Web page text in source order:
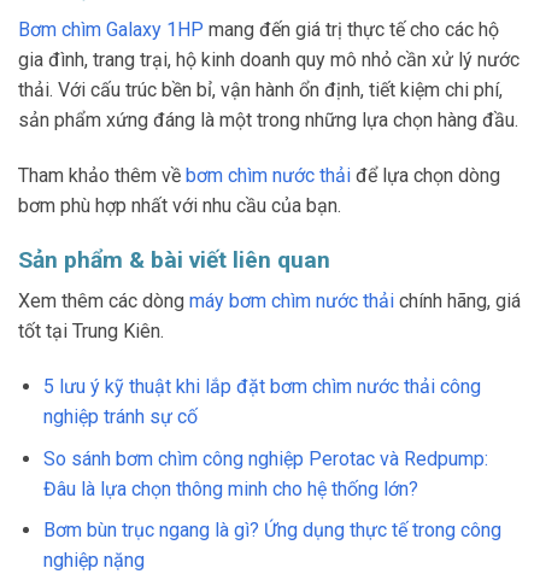
Bơm chìm Galaxy 1HP mang đến giá trị thực tế cho các hộ
gia đình, trang trại, hộ kinh doanh quy mô nhỏ cần xử lý nước
thải. Với cấu trúc bền bỉ, vận hành ổn định, tiết kiệm chi phí,
sản phẩm xứng đáng là một trong những lựa chọn hàng đầu.
Tham khảo thêm về bơm chìm nước thải để lựa chọn dòng
bơm phù hợp nhất với nhu cầu của bạn.
Sản phẩm & bài viết liên quan
Xem thêm các dòng máy bơm chìm nước thải chính hãng, giá
tốt tại Trung Kiên.
5 lưu ý kỹ thuật khi lắp đặt bơm chìm nước thải công
nghiệp tránh sự cố
So sánh bơm chìm công nghiệp Perotac và Redpump:
Đâu là lựa chọn thông minh cho hệ thống lớn?
Bơm bùn trục ngang là gì? Ứng dụng thực tế trong công
nghiệp nặng